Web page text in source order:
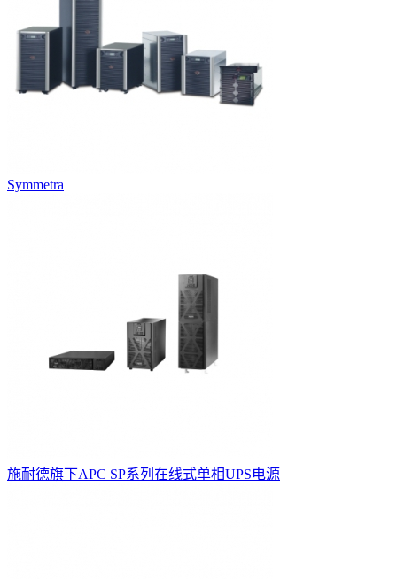
Symmetra
施耐德旗下APC SP系列在线式单相UPS电源